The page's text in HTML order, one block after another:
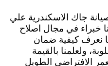
جاك الاسكندرية علي
19089 بصفتنا خبراء في مجال اصلاح
نعرف كيفية ضمان
ولعلمنا بالقيمة
الافتراضي الطويل